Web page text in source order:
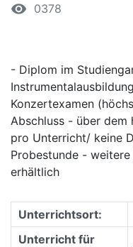
remove_red_eye 0378
- Diplom im
Konzertexamen
Abschluss - über dem
pro Unterricht/ keine
Probestunde -
erhältlich
Unterrichtsort:
Unterricht für